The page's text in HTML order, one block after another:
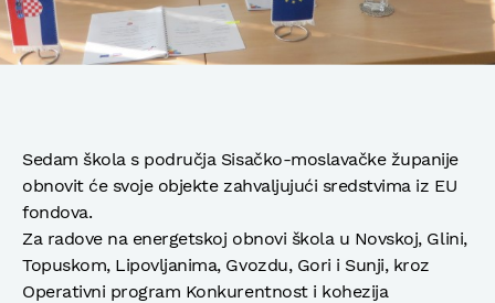
Sedam škola s područja Sisačko-moslavačke županije
obnovit će svoje objekte zahvaljujući sredstvima iz EU
fondova.
Za radove na energetskoj obnovi škola u Novskoj, Glini,
Topuskom, Lipovljanima, Gvozdu, Gori i Sunji, kroz
Operativni program Konkurentnost i kohezija